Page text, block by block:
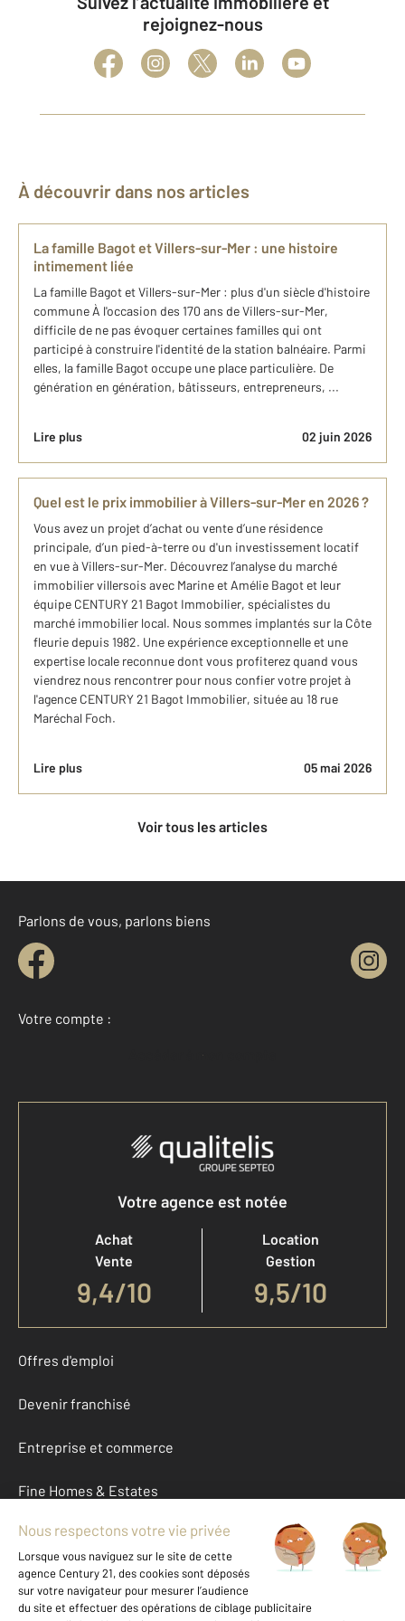
rejoignez-nous
À découvrir dans nos articles
La famille Bagot et Villers-sur-Mer : une histoire
intimement liée
La famille Bagot et Villers-sur-Mer : plus d'un siècle d'histoire
commune À l'occasion des 170 ans de Villers-sur-Mer,
difficile de ne pas évoquer certaines familles qui ont
participé à construire l'identité de la station balnéaire. Parmi
elles, la famille Bagot occupe une place particulière. De
génération en génération, bâtisseurs, entrepreneurs, ...
Lire plus 02 juin 2026
Quel est le prix immobilier à Villers-sur-Mer en 2026 ?
Vous avez un projet d’achat ou vente d’une résidence
principale, d’un pied-à-terre ou d'un investissement locatif
en vue à Villers-sur-Mer. Découvrez l’analyse du marché
immobilier villersois avec Marine et Amélie Bagot et leur
équipe CENTURY 21 Bagot Immobilier, spécialistes du
marché immobilier local. Nous sommes implantés sur la Côte
fleurie depuis 1982. Une expérience exceptionnelle et une
expertise locale reconnue dont vous profiterez quand vous
viendrez nous rencontrer pour nous confier votre projet à
l'agence CENTURY 21 Bagot Immobilier, située au 18 rue
Maréchal Foch.
Lire plus 05 mai 2026
Voir tous les articles
Parlons de vous, parlons biens
Votre compte :
Accéder à mon compte
Votre agence est notée
Achat
Vente
9,4/10
Location
Gestion
9,5/10
Offres d'emploi
Devenir franchisé
Entreprise et commerce
Fine Homes & Estates
À propos
International